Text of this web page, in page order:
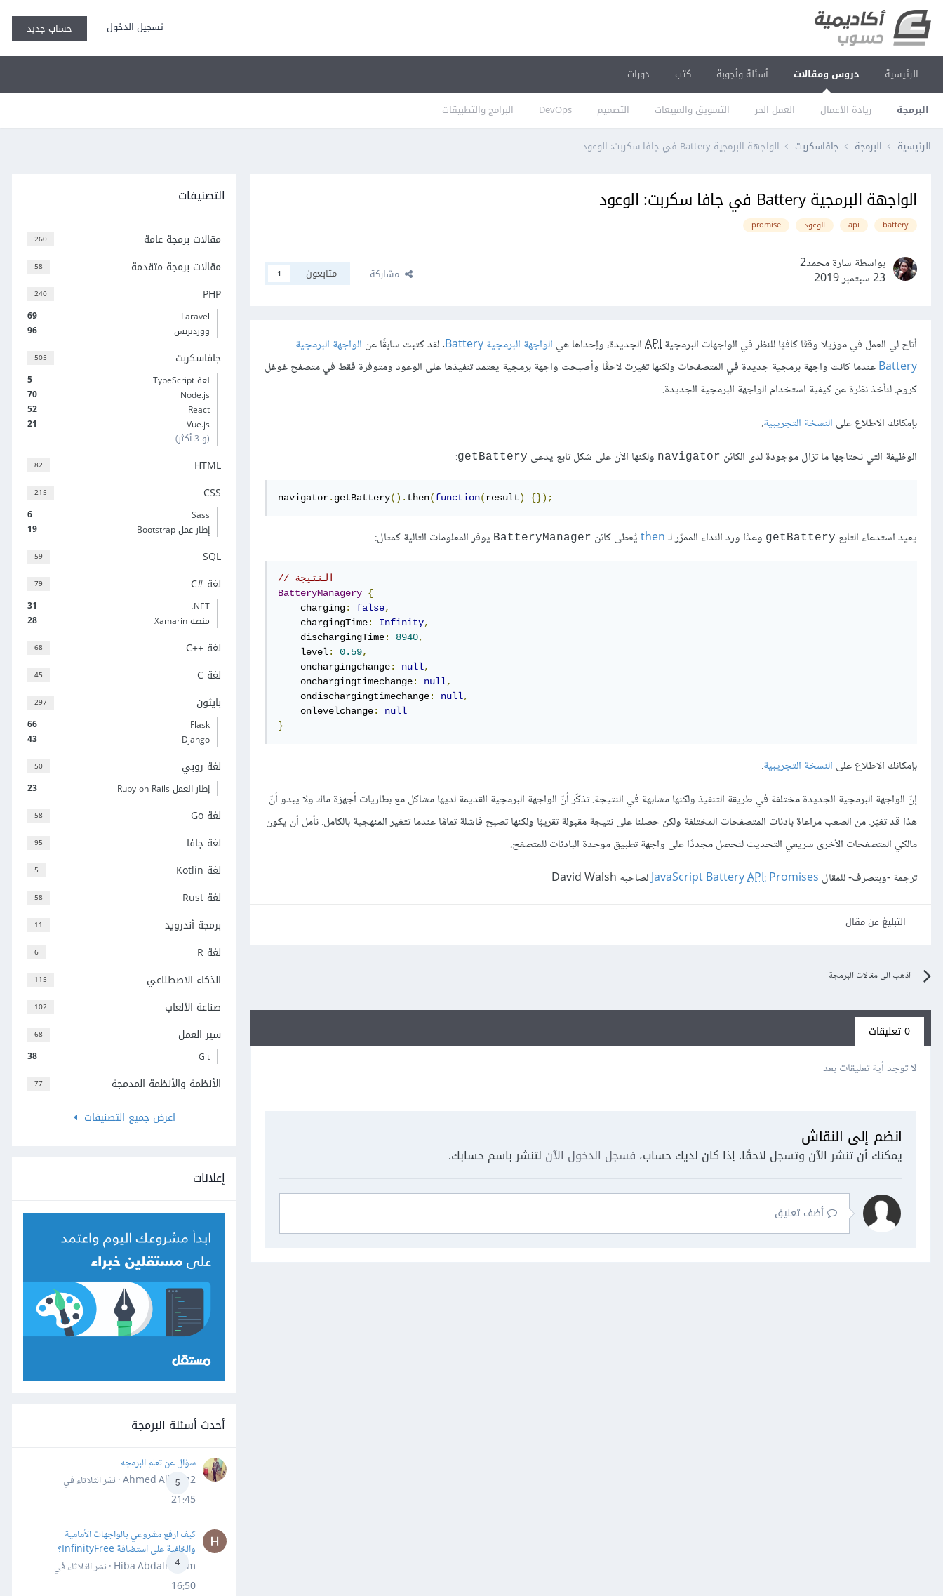
تسجيل الدخول حساب جديد
الرئيسية دروس ومقالات
البرمجة ريادة الأعمال العمل الحر التسويق والمبيعات التصميم DevOps البرامج والتطبيقات
أسئلة وأجوبة كتب دورات
الرئيسية البرمجة جافاسكربت الواجهة البرمجية Battery في جافا سكربت: الوعود
الواجهة البرمجية Battery في جافا سكربت: الوعود
battery
api الوعود promise
بواسطة سارة محمد2
23 سبتمبر 2019
مشاركة متابعون 1
أتاح لي العمل في موزيلا وقتًا كافيًا للنظر في الواجهات البرمجيةAPIالجديدة، وإحداها هي الواجهة البرمجية Battery . لقد كتبت سابقًا عن الواجهة البرمجية
Batteryعندما كانت واجهة برمجية جديدة في المتصفحات ولكنها تغيرت لاحقًا وأصبحت واجهة برمجية يعتمد تنفيذها على الوعود ومتوفرة فقط في متصفح غوغل
كروم. لنأخذ نظرة عن كيفية استخدام الواجهة البرمجية الجديدة.
بإمكانك الاطلاع على النسخة التجريبية.
الوظيفة التي نحتاجها ما تزال موجودة لدى الكائن navigator ولكنها الآن على شكل تابع يدعى getBattery
:
navigator. getBattery(). then(function(result) {});
يعيد استدعاء التابع getBattery وعدًا ورد النداء الممرّر لـthenيُعطى كائن BatteryManager يوفر المعلومات التالية كمثال:
// النتيجة
BatteryManagery {
    charging
: false,
    chargingTime
: Infinity,
    dischargingTime
: 8940,
    level
: 0.59,
    onchargingchange
: null,
    onchargingtimechange
: null,
    ondischargingtimechange
: null,
    onlevelchange
:
null
}
بإمكانك الاطلاع على النسخة التجريبية.
إنّ الواجهة البرمجية الجديدة مختلفة في طريقة التنفيذ ولكنها مشابهة في النتيجة. تذكّر أنّ الواجهة البرمجية القديمة لديها مشاكل مع بطاريات أجهزة ماك ولا يبدو أنّ
هذا قد تغيّر. من الصعب مراعاة بادئات المتصفحات المختلفة ولكن حصلنا على نتيجة مقبولة تقريبًا ولكنها تصبح فاشلة تمامًا عندما تتغير المنهجية بالكامل. نأمل أن يكون
مالكي المتصفحات الأخرى سريعي التحديث لنحصل مجددًا على واجهة تطبيق موحدة البادئات للمتصفح.
ترجمة -وبتصرف- للمقال
JavaScript BatteryAPI: Promises‎ لصاحبه David Walsh
التبليغ عن مقال
اذهب الى مقالات البرمجة
0 تعليقات
لا توجد أية تعليقات بعد
انضم إلى النقاش
يمكنك أن تنشر الآن وتسجل لاحقًا. إذا كان لديك حساب، فسجل الدخول الآن لتنشر باسم حسابك.
أضف تعليق
التصنيفات
260 مقالات برمجة عامة
58 مقالات برمجة متقدمة
240 PHP
69
Laravel
96
ووردبريس
505 جافاسكربت
5
لغة TypeScript
70
Node.js
52
React
21
Vue.js
(و 3 أكثر)
82 HTML
215 CSS
6
Sass
19
إطار عمل Bootstrap
59 SQL
79 لغة C#‎
31
‎.NET
28
منصة Xamarin
68 لغة C++‎
45 لغة C
297 بايثون
66
Flask
43
Django
50 لغة روبي
23 إطار العمل Ruby on Rails
58 لغة Go
95 لغة جافا
5 لغة Kotlin
58 لغة Rust
11 برمجة أندرويد
6 لغة R
115 الذكاء الاصطناعي
102 صناعة الألعاب
68 سير العمل
38 Git
77
الأنظمة والأنظمة المدمجة
اعرض جميع التصنيفات
إعلانات
أحدث أسئلة البرمجة
5
سؤال عن تعلم البرمجه
Ahmed Alhafiz2 · نشر
الثلاثاء في
21:45
4
كيف ارفع مشروعي بالواجهات الأمامية
والخلفية على استضافة InfinityFree؟
Hiba Abdalrheem · نشر
الثلاثاء في
16:50